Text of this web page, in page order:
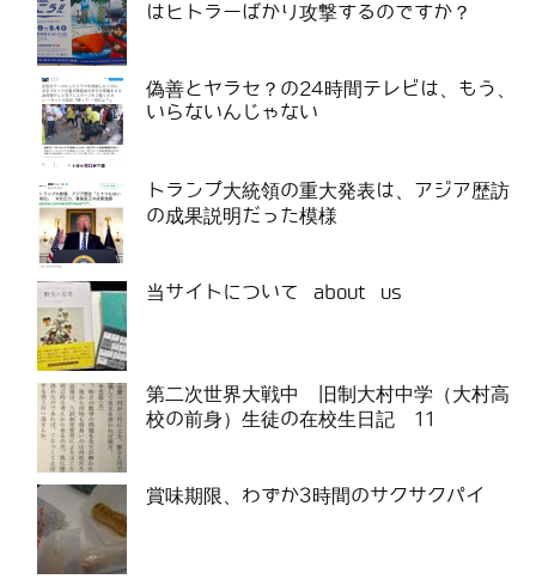
はヒトラーばかり攻撃するのですか？
偽善とヤラセ？の24時間テレビは、もう、
いらないんじゃない
トランプ大統領の重大発表は、アジア歴訪
の成果説明だった模様
当サイトについて about us
第二次世界大戦中 旧制大村中学（大村高
校の前身）生徒の在校生日記 11
賞味期限、わずか3時間のサクサクパイ